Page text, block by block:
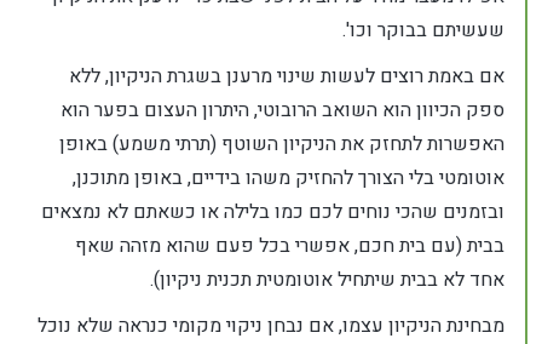
שעשיתם בבוקר וכו'.
אם באמת רוצים לעשות שינוי מרענן בשגרת הניקיון, ללא
ספק הכיוון הוא השואב הרובוטי, היתרון העצום בפער הוא
האפשרות לתחזק את הניקיון השוטף (תרתי משמע) באופן
אוטומטי בלי הצורך להחזיק משהו בידיים, באופן מתוכנן,
ובזמנים שהכי נוחים לכם כמו בלילה או כשאתם לא נמצאים
בבית (עם בית חכם, אפשרי בכל פעם שהוא מזהה שאף
אחד לא בבית שיתחיל אוטומטית תכנית ניקיון).
מבחינת הניקיון עצמו, אם נבחן ניקוי מקומי כנראה שלא נוכל